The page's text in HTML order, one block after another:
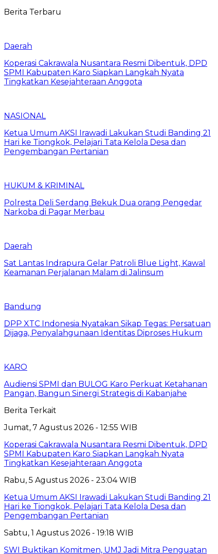
Berita Terbaru
Daerah
Koperasi Cakrawala Nusantara Resmi Dibentuk, DPD
SPMI Kabupaten Karo Siapkan Langkah Nyata
Tingkatkan Kesejahteraan Anggota
NASIONAL
Ketua Umum AKSI Irawadi Lakukan Studi Banding 21
Hari ke Tiongkok, Pelajari Tata Kelola Desa dan
Pengembangan Pertanian
HUKUM & KRIMINAL
Polresta Deli Serdang Bekuk Dua orang Pengedar
Narkoba di Pagar Merbau
Daerah
Sat Lantas Indrapura Gelar Patroli Blue Light, Kawal
Keamanan Perjalanan Malam di Jalinsum
Bandung
DPP XTC Indonesia Nyatakan Sikap Tegas: Persatuan
Dijaga, Penyalahgunaan Identitas Diproses Hukum
KARO
Audiensi SPMI dan BULOG Karo Perkuat Ketahanan
Pangan, Bangun Sinergi Strategis di Kabanjahe
Berita Terkait
Jumat, 7 Agustus 2026 - 12:55 WIB
Koperasi Cakrawala Nusantara Resmi Dibentuk, DPD
SPMI Kabupaten Karo Siapkan Langkah Nyata
Tingkatkan Kesejahteraan Anggota
Rabu, 5 Agustus 2026 - 23:04 WIB
Ketua Umum AKSI Irawadi Lakukan Studi Banding 21
Hari ke Tiongkok, Pelajari Tata Kelola Desa dan
Pengembangan Pertanian
Sabtu, 1 Agustus 2026 - 19:18 WIB
SWI Buktikan Komitmen, UMJ Jadi Mitra Penguatan